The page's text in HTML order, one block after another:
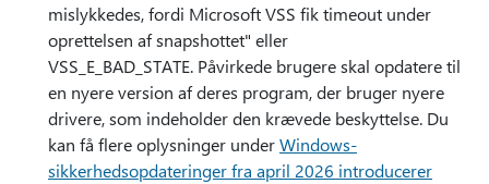
mislykkedes, fordi Microsoft VSS fik timeout under
oprettelsen af snapshottet" eller
VSS_E_BAD_STATE. Påvirkede brugere skal opdatere til
en nyere version af deres program, der bruger nyere
drivere, som indeholder den krævede beskyttelse. Du
kan få flere oplysninger underWindows-
sikkerhedsopdateringer fra april 2026 introducerer